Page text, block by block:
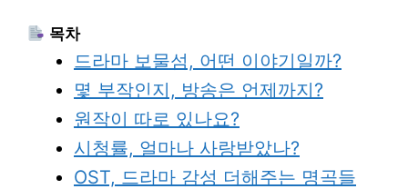
목차
드라마 보물섬, 어떤 이야기일까?
몇 부작인지, 방송은 언제까지?
원작이 따로 있나요?
시청률, 얼마나 사랑받았나?
OST, 드라마 감성 더해주는 명곡들